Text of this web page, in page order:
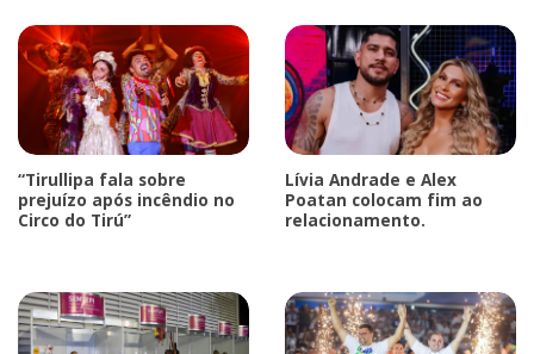
“Tirullipa fala sobre
prejuízo após incêndio no
Circo do Tirú”
Lívia Andrade e Alex
Poatan colocam fim ao
relacionamento.